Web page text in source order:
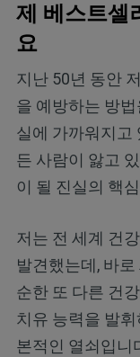
제 베스트셀
요
지난 50년 동안
을 예방하는 방
실에 가까워지고
든 사람이 앓고
이 될 진실의 핵
저는 전 세계 건
발견했는데, 바
순한 또 다른 건
치유 능력을 발
본적인 열쇠입니